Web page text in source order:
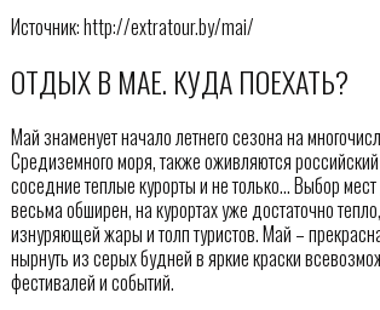
Источник: http://extratour.by/mai/
ОТДЫХ В МАЕ. КУДА ПОЕХАТЬ?
Май знаменует начало летнего сезона на
Средиземного моря, также оживляются
соседние теплые курорты и не только… Выбор
весьма обширен, на курортах уже достаточно
изнуряющей жары и толп туристов. Май –
нырнуть из серых будней в яркие краски
фестивалей и событий.